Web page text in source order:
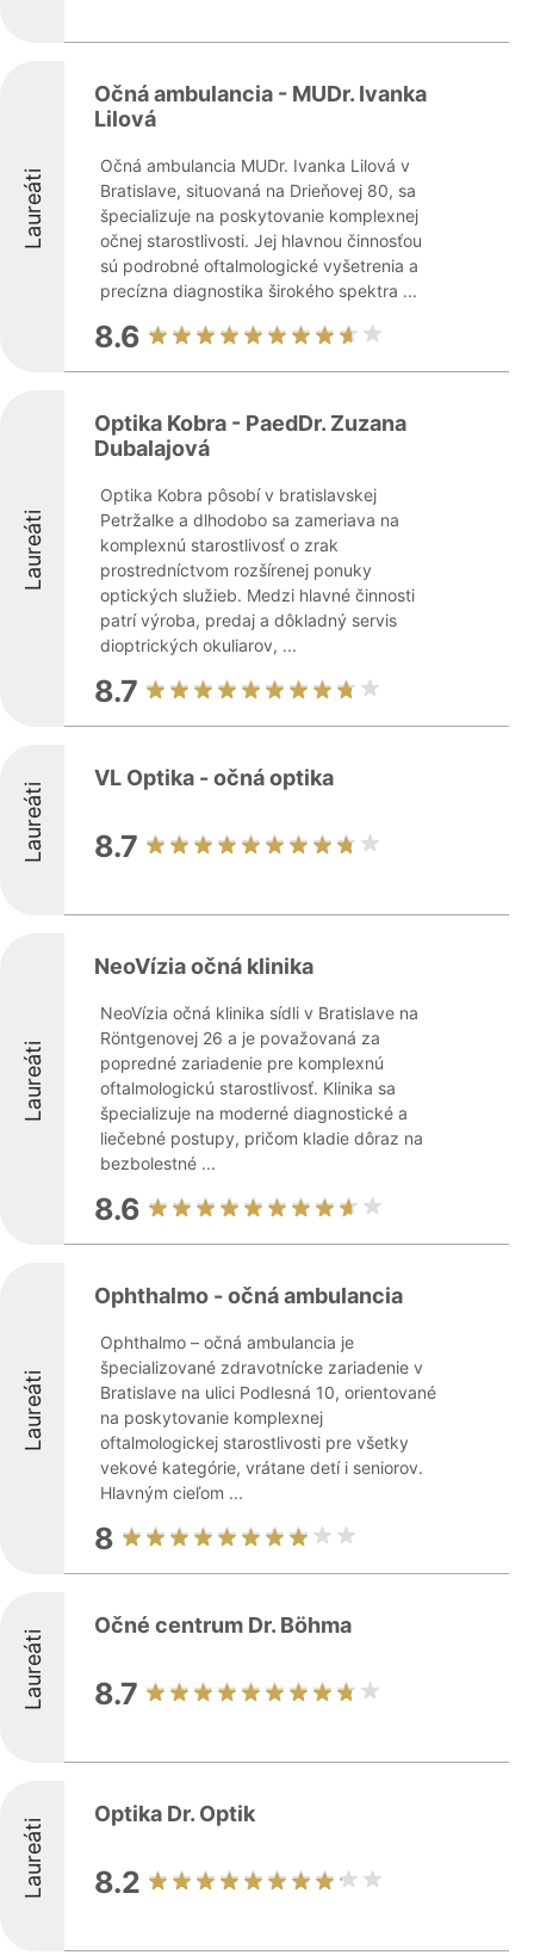
Laureáti
Očná ambulancia - MUDr. Ivanka
Lilová
Očná ambulancia MUDr. Ivanka Lilová v
Bratislave, situovaná na Drieňovej 80, sa
špecializuje na poskytovanie komplexnej
očnej starostlivosti. Jej hlavnou činnosťou
sú podrobné oftalmologické vyšetrenia a
precízna diagnostika širokého spektra ...
8.6
Laureáti
Optika Kobra - PaedDr. Zuzana
Dubalajová
Optika Kobra pôsobí v bratislavskej
Petržalke a dlhodobo sa zameriava na
komplexnú starostlivosť o zrak
prostredníctvom rozšírenej ponuky
optických služieb. Medzi hlavné činnosti
patrí výroba, predaj a dôkladný servis
dioptrických okuliarov, ...
8.7
Laureáti
VL Optika - očná optika
8.7
Laureáti
NeoVízia očná klinika
NeoVízia očná klinika sídli v Bratislave na
Röntgenovej 26 a je považovaná za
popredné zariadenie pre komplexnú
oftalmologickú starostlivosť. Klinika sa
špecializuje na moderné diagnostické a
liečebné postupy, pričom kladie dôraz na
bezbolestné ...
8.6
Laureáti
Ophthalmo - očná ambulancia
Ophthalmo – očná ambulancia je
špecializované zdravotnícke zariadenie v
Bratislave na ulici Podlesná 10, orientované
na poskytovanie komplexnej
oftalmologickej starostlivosti pre všetky
vekové kategórie, vrátane detí i seniorov.
Hlavným cieľom ...
8
Laureáti
Očné centrum Dr. Böhma
8.7
Laureáti
Optika Dr. Optik
8.2